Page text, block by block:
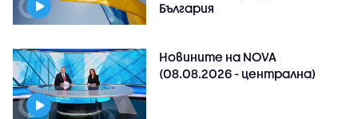
България
Новините на NOVA
(08.08.2026 - централна)